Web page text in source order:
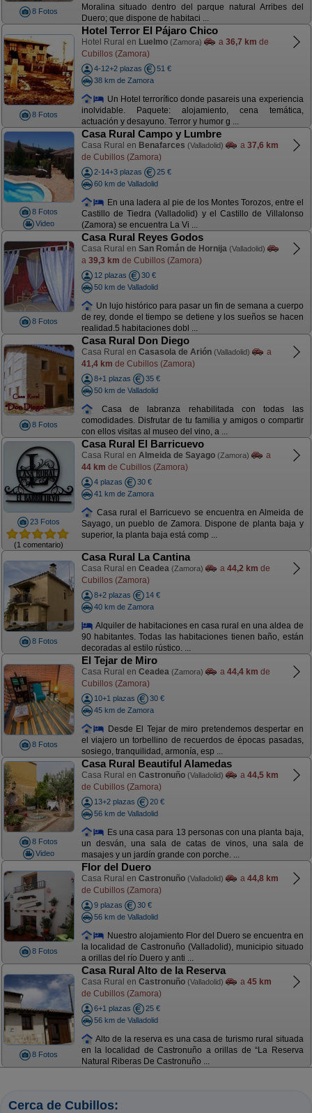
8 Fotos
Moralina situado dentro del parque natural Arribes del
Duero; que dispone de habitaci ...
8 Fotos
Hotel Terror El Pájaro Chico
Hotel Rural en Luelmo (Zamora) a 36,7 km de
Cubillos (Zamora)
4-12+2 plazas
51 €
38 km de Zamora
Un Hotel terrorífico donde pasareis una experiencia
inolvidable. Paquete: alojamiento, cena temática,
actuación y desayuno. Terror y humor g ...
8 Fotos
Video
Casa Rural Campo y Lumbre
Casa Rural en Benafarces (Valladolid) a 37,6 km
de Cubillos (Zamora)
2-14+3 plazas
25 €
60 km de Valladolid
En una ladera al pie de los Montes Torozos, entre el
Castillo de Tiedra (Valladolid) y el Castillo de Villalonso
(Zamora) se encuentra La Vi ...
8 Fotos
Casa Rural Reyes Godos
Casa Rural en San Román de Hornija (Valladolid)
a 39,3 km de Cubillos (Zamora)
12 plazas
30 €
50 km de Valladolid
Un lujo histórico para pasar un fin de semana a cuerpo
de rey, donde el tiempo se detiene y los sueños se hacen
realidad.5 habitaciones dobl ...
8 Fotos
Casa Rural Don Diego
Casa Rural en Casasola de Arión (Valladolid)
a
41,4 km de Cubillos (Zamora)
8+1 plazas
35 €
50 km de Valladolid
Casa de labranza rehabilitada con todas las
comodidades. Disfrutar de tu familia y amigos o compartir
con ellos visitas al museo del vino, a ...
23 Fotos
(1 comentario)
Casa Rural El Barricuevo
Casa Rural en Almeida de Sayago (Zamora)
a
44 km de Cubillos (Zamora)
4 plazas
30 €
41 km de Zamora
Casa rural el Barricuevo se encuentra en Almeida de
Sayago, un pueblo de Zamora. Dispone de planta baja y
superior, la planta baja está comp ...
8 Fotos
Casa Rural La Cantina
Casa Rural en Ceadea (Zamora) a 44,2 km de
Cubillos (Zamora)
8+2 plazas
14 €
40 km de Zamora
Alquiler de habitaciones en casa rural en una aldea de
90 habitantes. Todas las habitaciones tienen baño, están
decoradas al estilo rústico. ...
8 Fotos
El Tejar de Miro
Casa Rural en Ceadea (Zamora) a 44,4 km de
Cubillos (Zamora)
10+1 plazas
30 €
45 km de Zamora
Desde El Tejar de miro pretendemos despertar en
el viajero un torbellino de recuerdos de épocas pasadas,
sosiego, tranquilidad, armonía, esp ...
8 Fotos
Video
Casa Rural Beautiful Alamedas
Casa Rural en Castronuño (Valladolid) a 44,5 km
de Cubillos (Zamora)
13+2 plazas
20 €
56 km de Valladolid
Es una casa para 13 personas con una planta baja,
un desván, una sala de catas de vinos, una sala de
masajes y un jardín grande con porche. ...
8 Fotos
Flor del Duero
Casa Rural en Castronuño (Valladolid) a 44,8 km
de Cubillos (Zamora)
9 plazas
30 €
56 km de Valladolid
Nuestro alojamiento Flor del Duero se encuentra en
la localidad de Castronuño (Valladolid), municipio situado
a orillas del río Duero y anti ...
8 Fotos
Casa Rural Alto de la Reserva
Casa Rural en Castronuño (Valladolid) a 45 km
de Cubillos (Zamora)
6+1 plazas
25 €
56 km de Valladolid
Alto de la reserva es una casa de turismo rural situada
en la localidad de Castronuño a orillas de “La Reserva
Natural Riberas De Castronuño ...
Cerca de Cubillos: